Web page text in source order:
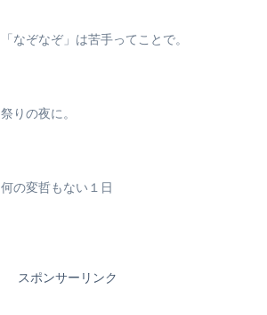
「なぞなぞ」は苦手ってことで。
祭りの夜に。
何の変哲もない１日
スポンサーリンク